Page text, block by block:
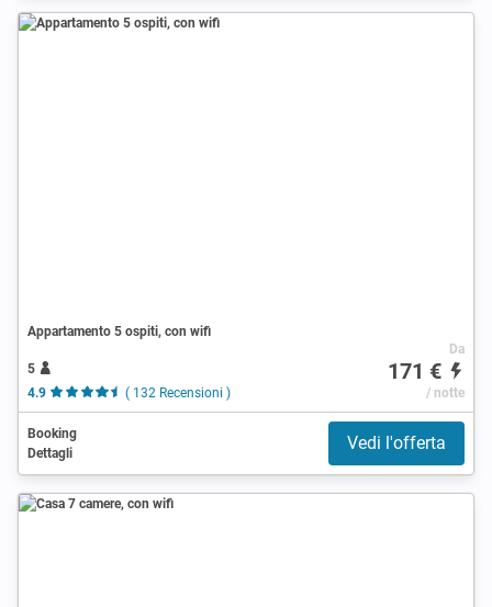
Appartamento 5 ospiti, con wifi
5
4.9
( 132 Recensioni )
Da
171 €
/ notte
Booking
Dettagli
Vedi l'offerta